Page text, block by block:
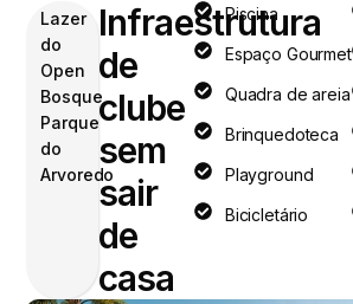
Lazer
do
Open
Bosque
Parque
do
Arvoredo
Infraestrutura
de
clube
sem
sair
de
casa
Piscina
Espaço Gourmet
Quadra de areia
Brinquedoteca
Playground
Bicicletário